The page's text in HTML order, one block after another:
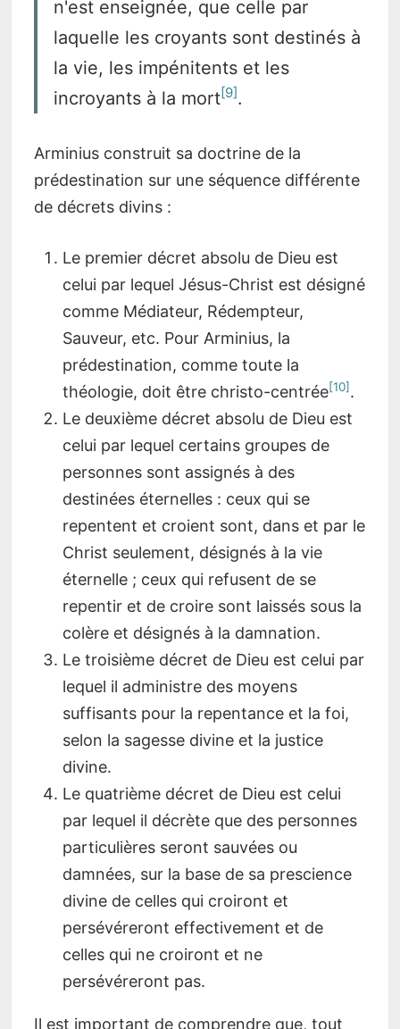
n'est enseignée, que celle par
laquelle les croyants sont destinés à
la vie, les impénitents et les
incroyants à la mort 9 .
Arminius construit sa doctrine de la
prédestination sur une séquence différente
de décrets divins :
Le premier décret absolu de Dieu est
celui par lequel Jésus-Christ est désigné
comme Médiateur, Rédempteur,
Sauveur, etc. Pour Arminius, la
prédestination, comme toute la
théologie, doit être christo-centrée 10 .
Le deuxième décret absolu de Dieu est
celui par lequel certains groupes de
personnes sont assignés à des
destinées éternelles : ceux qui se
repentent et croient sont, dans et par le
Christ seulement, désignés à la vie
éternelle ; ceux qui refusent de se
repentir et de croire sont laissés sous la
colère et désignés à la damnation.
Le troisième décret de Dieu est celui par
lequel il administre des moyens
suffisants pour la repentance et la foi,
selon la sagesse divine et la justice
divine.
Le quatrième décret de Dieu est celui
par lequel il décrète que des personnes
particulières seront sauvées ou
damnées, sur la base de sa prescience
divine de celles qui croiront et
persévéreront effectivement et de
celles qui ne croiront et ne
persévéreront pas.
Il est important de comprendre que, tout